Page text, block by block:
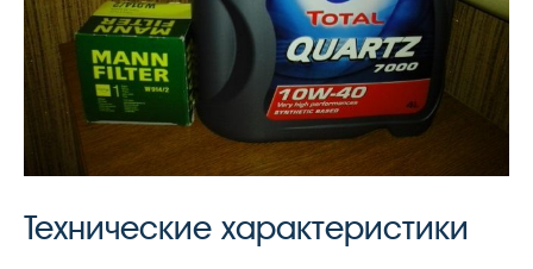
Технические характеристики